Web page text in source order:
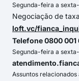
Segunda-feira a
Negociação de
loft.vc/
Telefone 0800 001
Segunda-feira a
Assuntos relacionados